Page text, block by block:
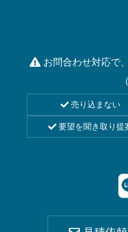
お問合わせ対応で
売り込まない
要望を聞き取り提